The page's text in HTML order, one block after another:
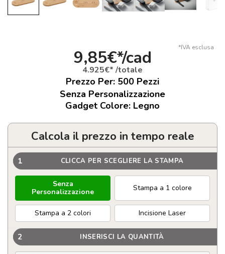
*IVA esclusa
9,85€*/cad
4.925€* /totale
Prezzo Per: 500 Pezzi
Senza Personalizzazione
Gadget Colore: Legno
Calcola il prezzo in tempo reale
1 CLICCA PER SCEGLIERE LA STAMPA
Senza
Personalizzazione
Stampa a 1 colore
Stampa a 2 colori Incisione Laser
2 INSERISCI LA QUANTITÀ